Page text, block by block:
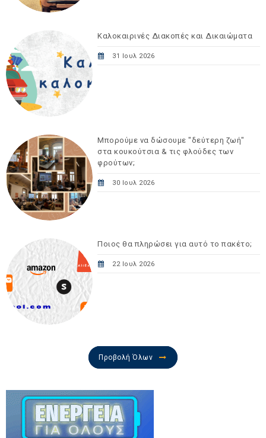
Καλοκαιρινές Διακοπές και Δικαιώματα
31 Ιουλ 2026
Μπορούμε να δώσουμε "δεύτερη ζωή"
στα κουκούτσια & τις φλούδες των
φρούτων;
30 Ιουλ 2026
Ποιος θα πληρώσει για αυτό το πακέτο;
22 Ιουλ 2026
Προβολή Όλων